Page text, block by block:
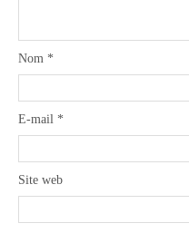
Nom *
E-mail *
Site web